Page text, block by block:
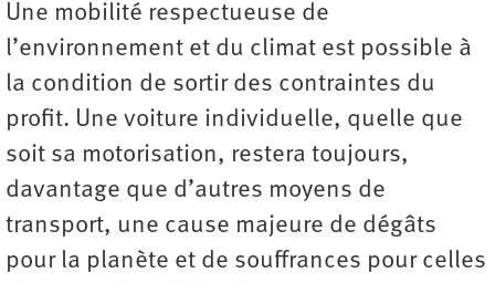
Une mobilité respectueuse de
l’environnement et du climat est possible à
la condition de sortir des contraintes du
profit. Une voiture individuelle, quelle que
soit sa motorisation, restera toujours,
davantage que d’autres moyens de
transport, une cause majeure de dégâts
pour la planète et de souffrances pour celles